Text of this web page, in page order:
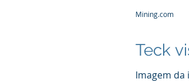
Teck
Imagem da
Mining.com